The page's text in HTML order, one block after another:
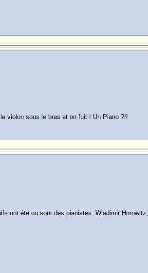
violon sous le bras et on fuit ! Un Piano ?!!
ont été ou sont des pianistes: Wladimir Horowitz,